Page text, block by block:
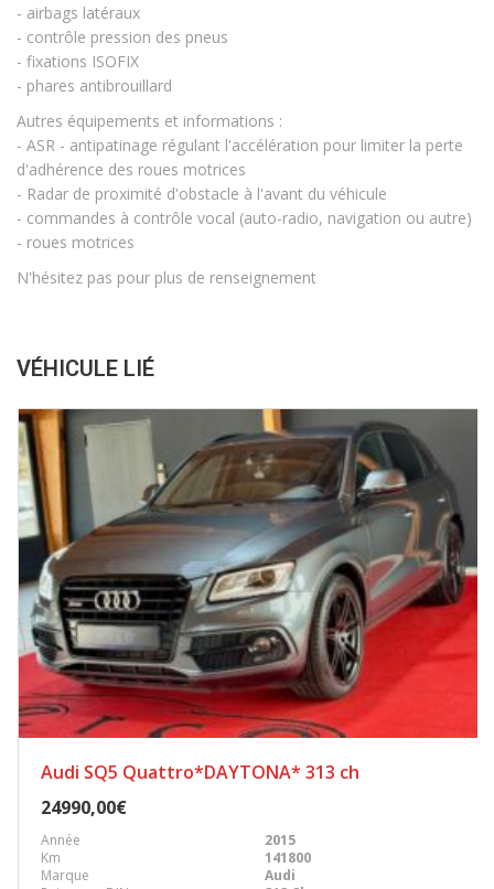
- airbags latéraux
- contrôle pression des pneus
- fixations ISOFIX
- phares antibrouillard
Autres équipements et informations :
- ASR - antipatinage régulant l'accélération pour limiter la perte
d'adhérence des roues motrices
- Radar de proximité d'obstacle à l'avant du véhicule
- commandes à contrôle vocal (auto-radio, navigation ou autre)
- roues motrices
N'hésitez pas pour plus de renseignement
VÉHICULE LIÉ
Audi SQ5 Quattro*DAYTONA* 313 ch
24990,00€
Année
2015
Km
141800
Marque
Audi